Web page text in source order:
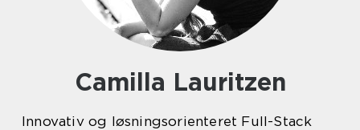
Camilla Lauritzen
Innovativ og løsningsorienteret Full-Stack